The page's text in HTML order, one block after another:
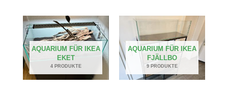
AQUARIUM FÜR IKEA
EKET
4 PRODUKTE
AQUARIUM FÜR IKEA
FJÄLLBO
9 PRODUKTE